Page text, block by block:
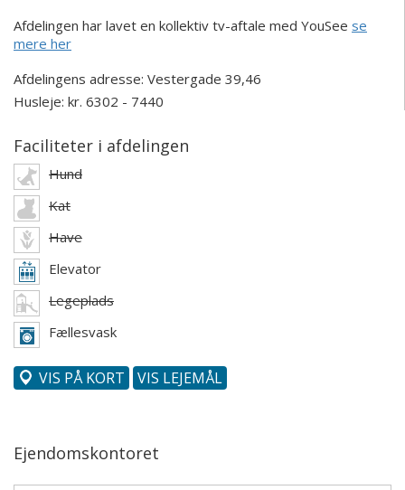
Afdelingen har lavet en kollektiv tv-aftale med YouSee se
mere her
Afdelingens adresse: Vestergade 39,46
Husleje: kr. 6302 - 7440
Faciliteter i afdelingen
Hund
Kat
Have
Elevator
Legeplads
Fællesvask
VIS PÅ KORT VIS LEJEMÅL
Ejendomskontoret